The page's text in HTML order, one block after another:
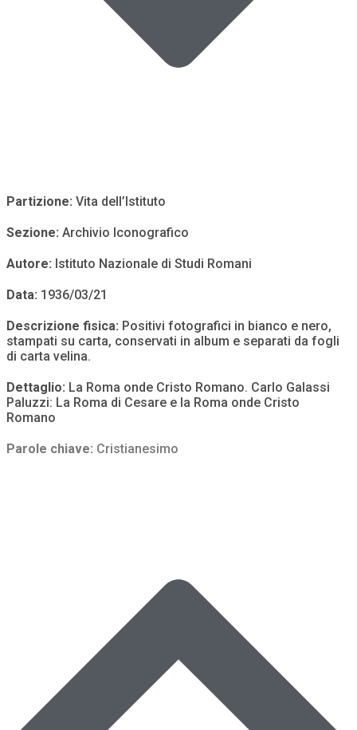
Partizione: Vita dell’Istituto
Sezione: Archivio Iconografico
Autore: Istituto Nazionale di Studi Romani
Data: 1936/03/21
Descrizione fisica: Positivi fotografici in bianco e nero,
stampati su carta, conservati in album e separati da fogli
di carta velina.
Dettaglio: La Roma onde Cristo Romano. Carlo Galassi
Paluzzi: La Roma di Cesare e la Roma onde Cristo
Romano
Parole chiave: Cristianesimo